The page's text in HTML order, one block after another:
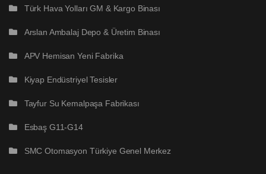
Türk Hava Yolları GM & Kargo Binası
Arslan Ambalaj Depo & Üretim Binası
APV Hemisan Yeni Fabrika
Kiyap Endüstriyel Tesisler
Tayfur Su Kemalpaşa Fabrikası
Esbaş G11-G14
SMC Otomasyon Türkiye Genel Merkez